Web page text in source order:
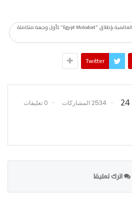
بالصور.. مصر تدخل خريطة الـLongevity العالمية بإطلاق "Egypt Molodost" كأول وجهة متكاملة
Twitter
2534 المشاركات 0 تعليقات
اترك تعليقا